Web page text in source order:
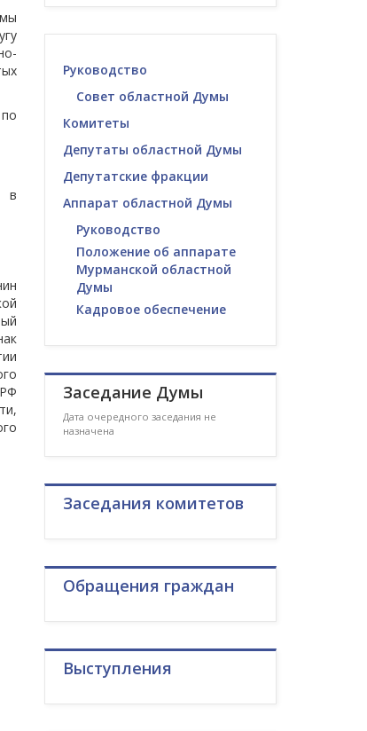
в
Руководство
Совет областной Думы
Комитеты
Депутаты областной Думы
Депутатские фракции
Аппарат областной Думы
Руководство
Положение об аппарате
Мурманской областной
Думы
Кадровое обеспечение
Заседание Думы
Дата очередного заседания не
назначена
Заседания комитетов
Обращения граждан
Выступления